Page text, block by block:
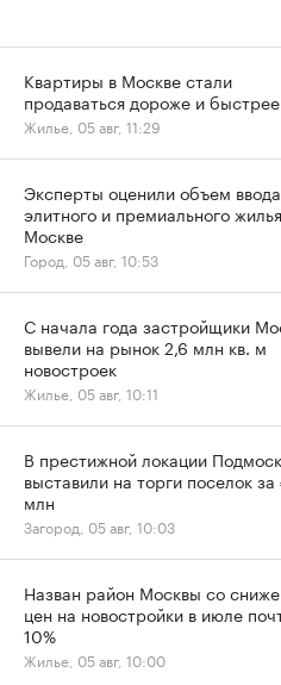
Квартиры в Москве стали
продаваться дороже и быстрее
Жилье, 05 авг, 11:29
Эксперты оценили объем ввода
элитного и премиального
Москве
Город, 05 авг, 10:53
С начала года застройщики
вывели на рынок 2,6 млн кв. м
новостроек
Жилье, 05 авг, 10:11
В престижной локации
выставили на торги поселок
млн
Загород, 05 авг, 10:03
Назван район Москвы со
цен на новостройки в июле
10%
Жилье, 05 авг, 10:00